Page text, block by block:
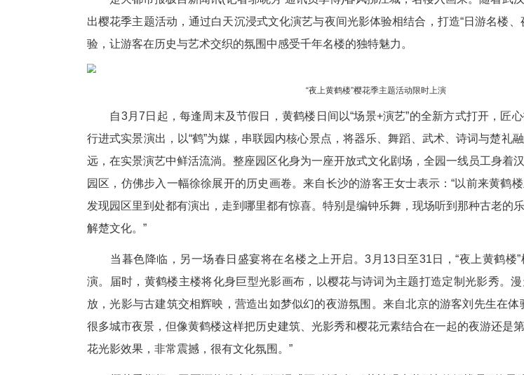
2026年03月18日 10:12 来源：楚天都市报
楚天都市报极目新闻讯(记者邬晓芳 通讯员李博)春风拂江城，
出樱花季主题活动，通过白天沉浸式文化演艺与夜间光影体验相结
验，让游客在历史与艺术交织的氛围中感受千年名楼的独特魅力。
“夜上黄鹤楼”樱花季主题活动
自3月7日起，每逢周末及节假日，黄鹤楼日间以“场景+演艺”
行进式实景演出，以“鹤”为媒，串联园内核心景点，将器乐、舞
远，在实景演艺中鲜活流淌。整座园区化身为一座开放式文化剧
园区，仿佛步入一幅徐徐展开的历史画卷。来自长沙的游客王女
发现园区里到处都有演出，走到哪里都有惊喜。特别是编钟乐舞
解楚文化。”